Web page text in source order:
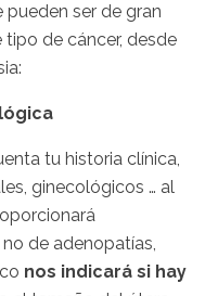
pueden ser de gran
de cáncer, desde
tu historia clínica,
ginecológicos … al
de adenopatías,
nos indicará si hay